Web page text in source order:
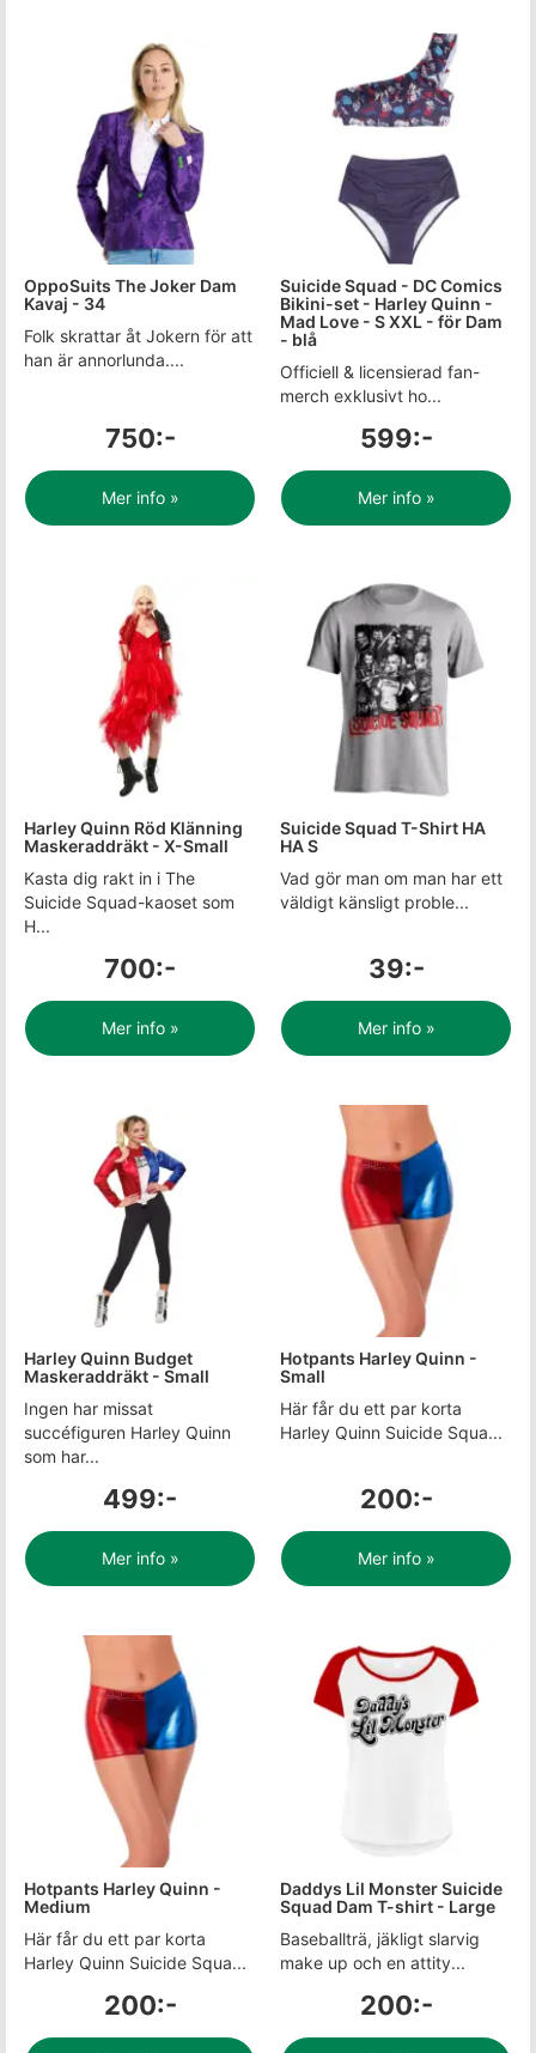
OppoSuits The Joker Dam
Kavaj - 34
Folk skrattar åt Jokern för att
han är annorlunda....
750:-
Mer info »
Suicide Squad - DC Comics
Bikini-set - Harley Quinn -
Mad Love - S XXL - för Dam
- blå
Officiell & licensierad fan-
merch exklusivt ho...
599:-
Mer info »
Harley Quinn Röd Klänning
Maskeraddräkt - X-Small
Kasta dig rakt in i The
Suicide Squad-kaoset som
H...
700:-
Mer info »
Suicide Squad T-Shirt HA
HA S
Vad gör man om man har ett
väldigt känsligt proble...
39:-
Mer info »
Harley Quinn Budget
Maskeraddräkt - Small
Ingen har missat
succéfiguren Harley Quinn
som har...
499:-
Mer info »
Hotpants Harley Quinn -
Small
Här får du ett par korta
Harley Quinn Suicide Squa...
200:-
Mer info »
Hotpants Harley Quinn -
Medium
Här får du ett par korta
Harley Quinn Suicide Squa...
200:-
Daddys Lil Monster Suicide
Squad Dam T-shirt - Large
Baseballträ, jäkligt slarvig
make up och en attity...
200:-